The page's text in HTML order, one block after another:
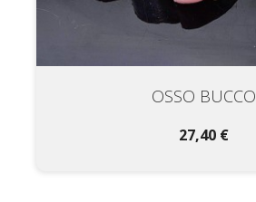
OSSO BUCCO
27,40 €